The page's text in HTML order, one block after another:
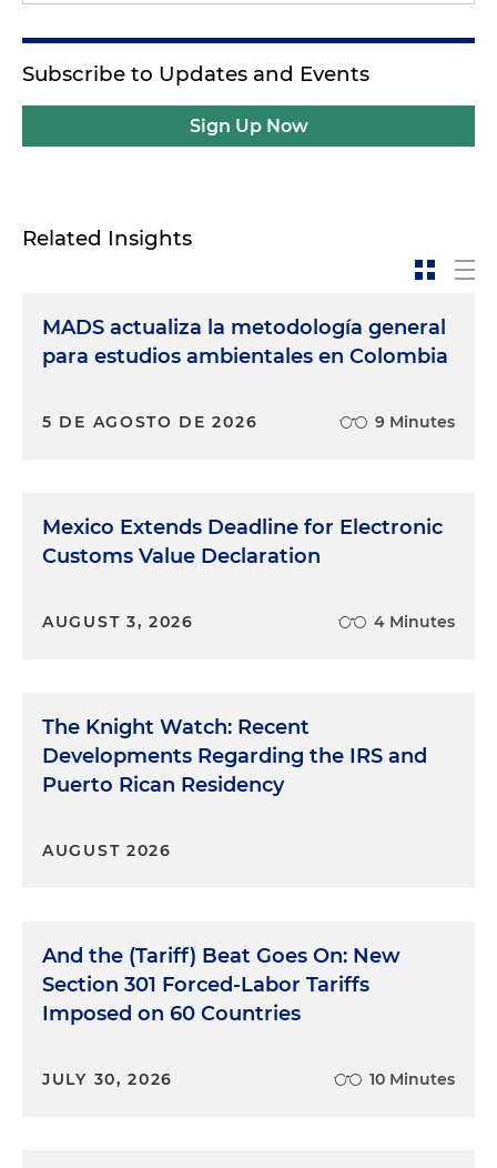
Subscribe to Updates and Events
Sign Up Now
Related Insights
MADS actualiza la metodología general
para estudios ambientales en Colombia
5 DE AGOSTO DE 2026 9 Minutes
Mexico Extends Deadline for Electronic
Customs Value Declaration
AUGUST 3, 2026 4 Minutes
The Knight Watch: Recent
Developments Regarding the IRS and
Puerto Rican Residency
AUGUST 2026
And the (Tariff) Beat Goes On: New
Section 301 Forced-Labor Tariffs
Imposed on 60 Countries
JULY 30, 2026 10 Minutes